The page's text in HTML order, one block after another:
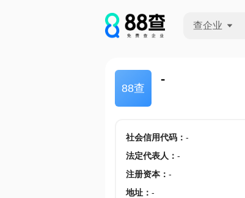
查企业
88查
-
社会信用代码： -
法定代表人 ： -
注册资本： -
地址： -